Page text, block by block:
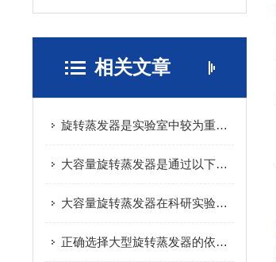
相关文章
旋转蒸发器是实验室中较为重要的浓缩工具
大容量旋转蒸发器是通过以下步骤实现高效蒸发的
大容量旋转蒸发器在科研实验和生产实践中有着重要应用
正确选择大型旋转蒸发器的依据，你需要知道！